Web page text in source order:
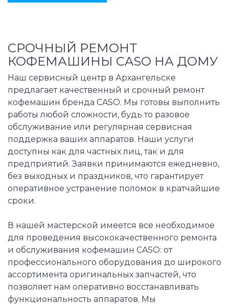
СРОЧНЫЙ РЕМОНТ
КОФЕМАШИНЫ CASO НА ДОМУ
Наш сервисный центр в Архангельске
предлагает качественный и срочный ремонт
кофемашин бренда CASO. Мы готовы выполнить
работы любой сложности, будь то разовое
обслуживание или регулярная сервисная
поддержка ваших аппаратов. Наши услуги
доступны как для частных лиц, так и для
предприятий. Заявки принимаются ежедневно,
без выходных и праздников, что гарантирует
оперативное устранение поломок в кратчайшие
сроки.
В нашей мастерской имеется все необходимое
для проведения высококачественного ремонта
и обслуживания кофемашин CASO: от
профессионального оборудования до широкого
ассортимента оригинальных запчастей, что
позволяет нам оперативно восстанавливать
функциональность аппаратов. Мы